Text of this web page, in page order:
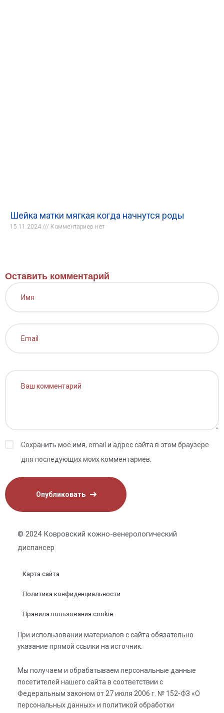
Шейка матки мягкая когда начнутся роды
15.11.2024 Комментариев нет
Оставить комментарий
Сохранить моё имя, email и адрес сайта в этом браузере
для последующих моих комментариев.
© 2024 Ковровский кожно-венерологический
диспансер
Карта сайта
Политика конфиденциальности
Правила пользования cookie
При использовании материалов с сайта обязательно
указание прямой ссылки на источник.
Мы получаем и обрабатываем персональные данные
посетителей нашего сайта в соответствии с
Федеральным законом от 27 июля 2006 г. № 152-ФЗ «О
персональных данных» и политикой обработки